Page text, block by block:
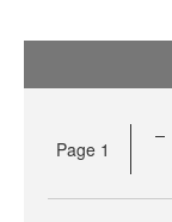
Page 1